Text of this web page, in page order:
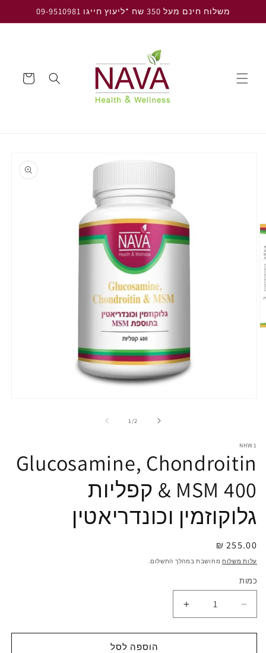
משלוח חינם מעל 350 שח *ליעוץ חייגו 09-9510981
עגלה
על
מוצרים
1 /מתוך
2
NHW1
Glucosamine, Chondroitin
& MSM 400 קפליות
גלוקוזמין וכונדריאטין
מחיר
רגיל
255.00 ₪
עלות משלוחמחושבת במהלך התשלום.
כמות
הוספה לסל